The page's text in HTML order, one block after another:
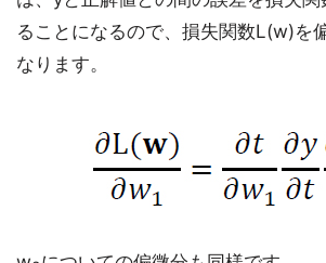
ることになるので、損失関数L(w)を
なります。